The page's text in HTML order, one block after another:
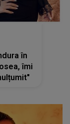
în
îmi